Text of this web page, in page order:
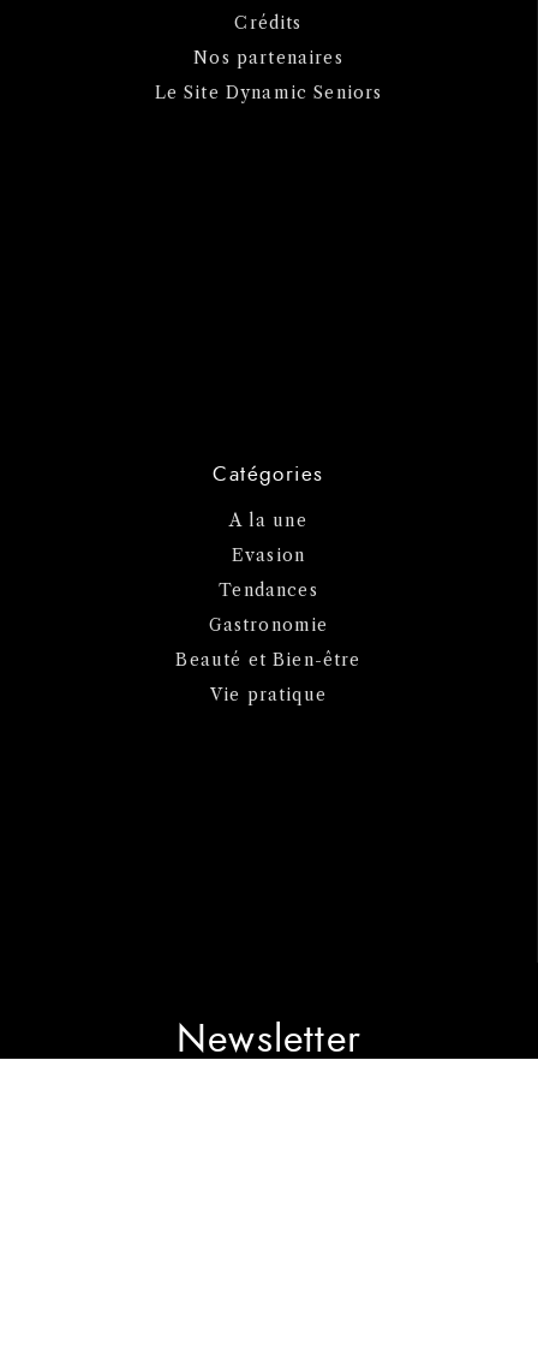
Crédits
Nos partenaires
Le Site Dynamic Seniors
Catégories
A la une
Evasion
Tendances
Gastronomie
Beauté et Bien-être
Vie pratique
Newsletter